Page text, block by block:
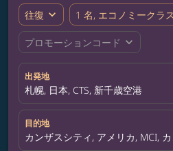
往復 expand_more 1 名, エコノミークラス
プロモーションコード expand_more
出発地
札幌, 日本, CTS, 新千歳空港
目的地
カンザスシティ, アメリカ, MCI,